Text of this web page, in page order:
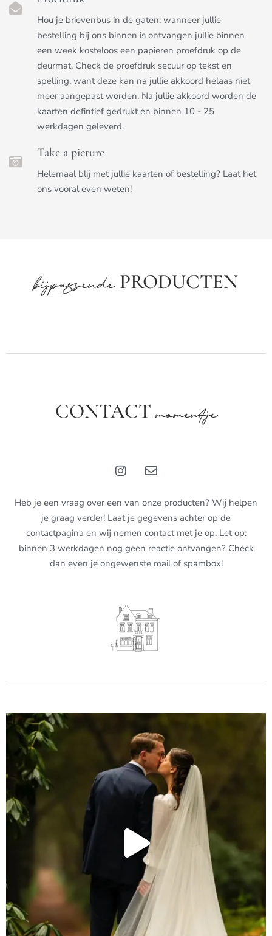
Hou je brievenbus in de gaten: wanneer jullie
bestelling bij ons binnen is ontvangen jullie binnen
een week kosteloos een papieren proefdruk op de
deurmat. Check de proefdruk secuur op tekst en
spelling, want deze kan na jullie akkoord helaas niet
meer aangepast worden. Na jullie akkoord worden de
kaarten defintief gedrukt en binnen 10 - 25
werkdagen geleverd.
Take a picture
Helemaal blij met jullie kaarten of bestelling? Laat het
ons vooral even weten!
bijpassendePRODUCTEN
CONTACTmomentje
Heb je een vraag over een van onze producten? Wij helpen
je graag verder! Laat je gegevens achter op de
contactpagina en wij nemen contact met je op. Let op:
binnen 3 werkdagen nog geen reactie ontvangen? Check
dan even je ongewenste mail of spambox!